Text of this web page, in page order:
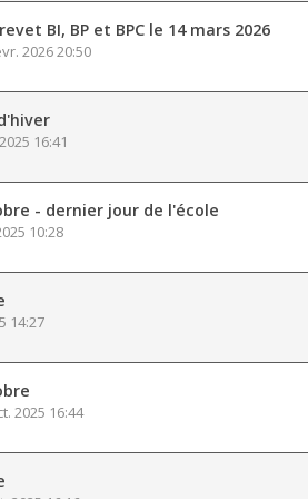
BI, BP et BPC le 14 mars 2026
2026 20:50
16:41
- dernier jour de l'école
10:28
14:27
2025 16:44